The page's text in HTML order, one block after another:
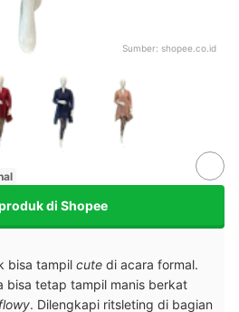
Sumber: shopee.co.id
di Shopee
bisa tampil cute di acara formal.
bisa tetap tampil manis berkat
flowy. Dilengkapi ritsleting di bagian